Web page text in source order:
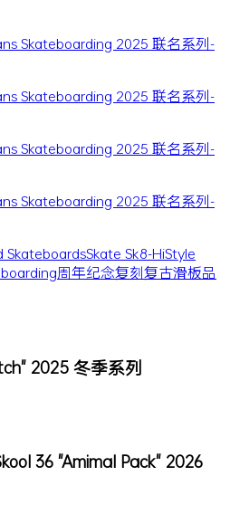
SkateboardsSkate Sk8-HiStyle
周年纪念复刻复古滑板品
2025 冬季系列
36 "Amimal Pack" 2026